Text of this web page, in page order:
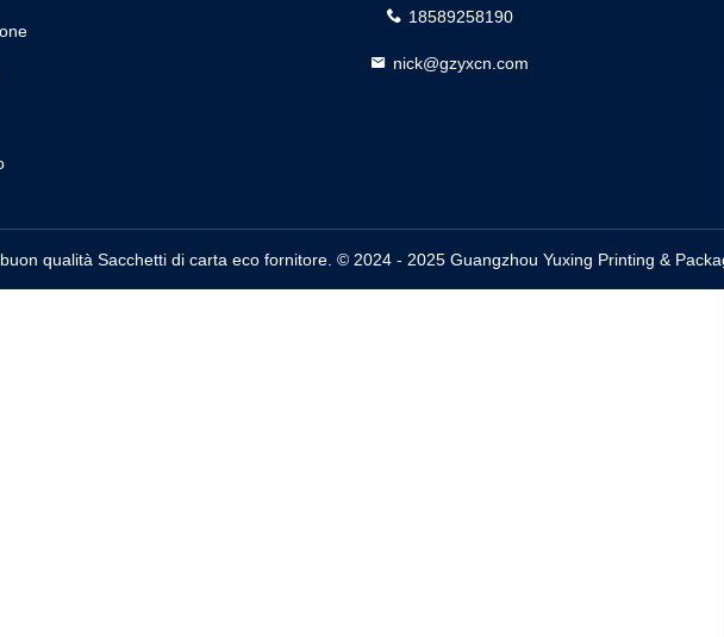
18589258190
nick@gzyxcn.com
qualità Sacchetti di carta eco fornitore. © 2024 - 2025 Guangzhou Yuxing Printing &